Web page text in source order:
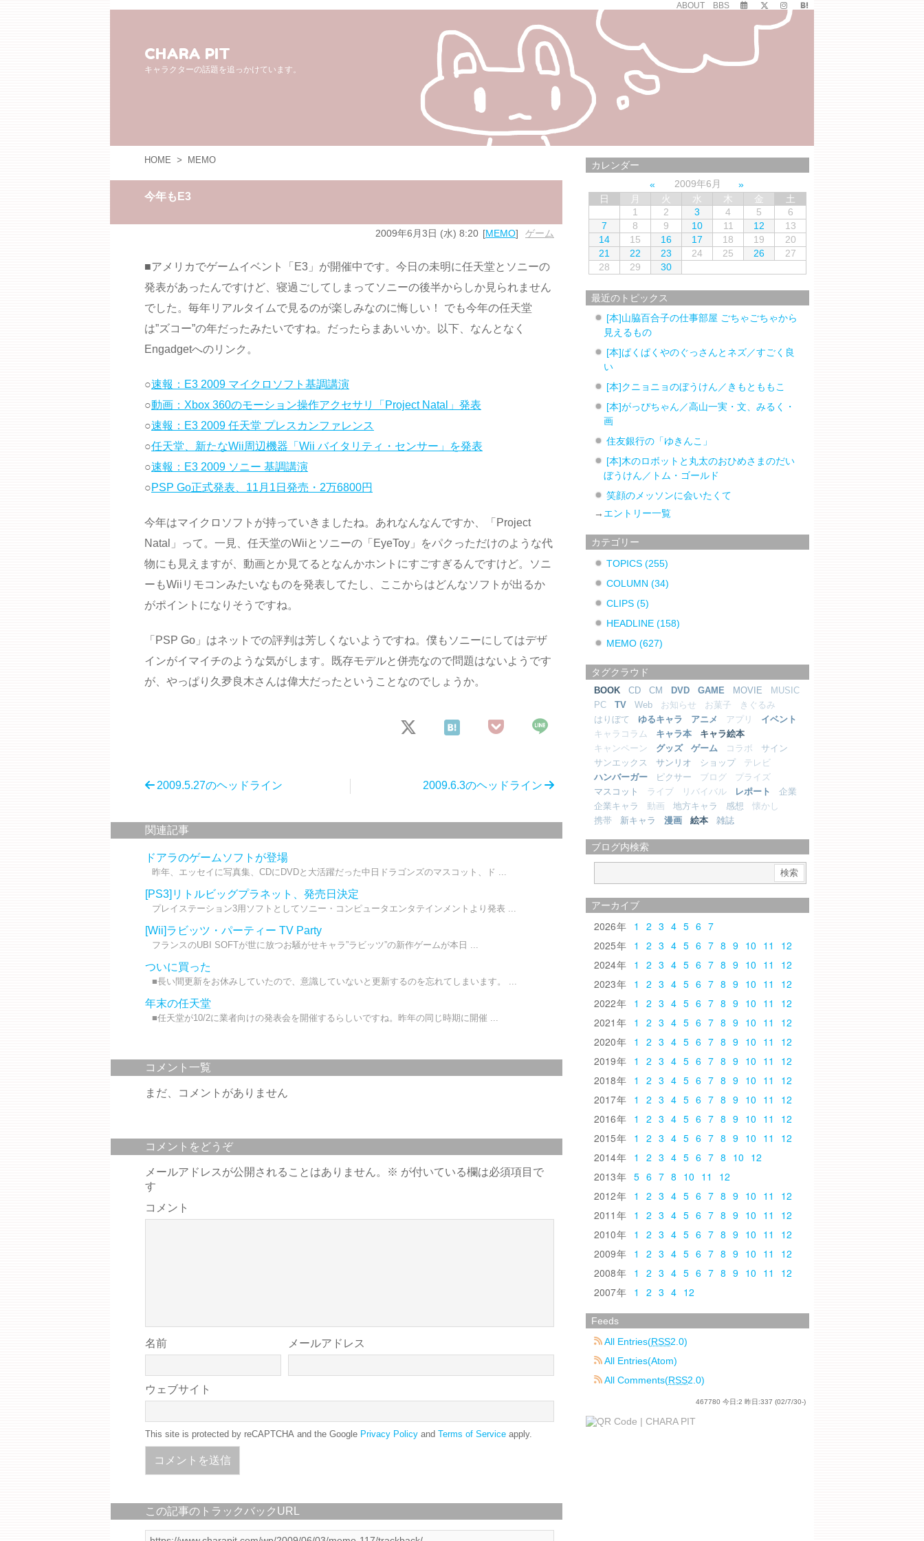
ABOUT BBS
CHARA PIT
キャラクターの話題を追っかけています。
HOME > MEMO
今年もE3
2009年6月3日 (水) 8:20 MEMO ゲーム
■アメリカでゲームイベント「E3」が開催中です。今日の未明に任天堂とソニーの
発表があったんですけど、寝過ごしてしまってソニーの後半からしか見られません
でした。毎年リアルタイムで見るのが楽しみなのに悔しい！ でも今年の任天堂
は”ズコー”の年だったみたいですね。だったらまあいいか。以下、なんとなく
Engadgetへのリンク。
○速報：E3 2009 マイクロソフト基調講演
○動画：Xbox 360のモーション操作アクセサリ「Project Natal」発表
○速報：E3 2009 任天堂 プレスカンファレンス
○任天堂、新たなWii周辺機器「Wii バイタリティ・センサー」を発表
○速報：E3 2009 ソニー 基調講演
○PSP Go正式発表、11月1日発売・2万6800円
今年はマイクロソフトが持っていきましたね。あれなんなんですか、「Project
Natal」って。一見、任天堂のWiiとソニーの「EyeToy」をパクっただけのような代
物にも見えますが、動画とか見てるとなんかホントにすごすぎるんですけど。ソニ
ーもWiiリモコンみたいなものを発表してたし、ここからはどんなソフトが出るか
がポイントになりそうですね。
「PSP Go」はネットでの評判は芳しくないようですね。僕もソニーにしてはデザ
インがイマイチのような気がします。既存モデルと併売なので問題はないようです
が、やっぱり久夛良木さんは偉大だったということなのでしょうか。
2009.6.3のヘッドライン
2009.5.27のヘッドライン
関連記事
ドアラのゲームソフトが登場
昨年、エッセイに写真集、CDにDVDと大活躍だった中日ドラゴンズのマスコット、ド ...
[PS3]リトルビッグプラネット、発売日決定
プレイステーション3用ソフトとしてソニー・コンピュータエンタテインメントより発表 ...
[Wii]ラビッツ・パーティー TV Party
フランスのUBI SOFTが世に放つお騒がせキャラ”ラビッツ”の新作ゲームが本日 ...
ついに買った
■長い間更新をお休みしていたので、意識していないと更新するのを忘れてしまいます。 ...
年末の任天堂
■任天堂が10/2に業者向けの発表会を開催するらしいですね。昨年の同じ時期に開催 ...
コメント一覧
まだ、コメントがありません
コメントをどうぞ
メールアドレスが公開されることはありません。 ※ が付いている欄は必須項目で
す
コメント
名前 メールアドレス
ウェブサイト
This site is protected by reCAPTCHA and the Google Privacy Policy and Terms of Service apply.
この記事のトラックバックURL
カレンダー
2009年6月
日
月 火 水 木 金
土
1
2 3 4 5
6
7
8 9 10 11 12
13
14
15 16 17 18 19
20
21
22 23 24 25 26
27
28
29 30
最近のトピックス
[本]山脇百合子の仕事部屋 ごちゃごちゃから
見えるもの
[本]ぱくぱくやのぐっさんとネズ／すごく良
い
[本]クニョニョのぼうけん／きもとももこ
[本]がっぴちゃん／高山一実・文、みるく・
画
住友銀行の「ゆきんこ」
[本]木のロボットと丸太のおひめさまのだい
ぼうけん／トム・ゴールド
笑顔のメッソンに会いたくて
→ エントリー一覧
カテゴリー
TOPICS(255)
COLUMN(34)
CLIPS(5)
HEADLINE(158)
MEMO(627)
タグクラウド
BOOK CD CM DVD GAME MOVIE
MUSIC
PC
TV Web お知らせ お菓子
きぐるみ
はりぼて
ゆるキャラ アニメ アプリ
イベント
キャラコラム
キャラ本
キャラ絵本
キャンペーン
グッズ ゲーム コラボ
サイン
サンエックス
サンリオ ショップ
テレビ
ハンバーガー
ピクサー ブログ
プライズ
マスコット
ライブ リバイバル レポート
企業
企業キャラ
動画 地方キャラ 感想
懐かし
携帯
新キャラ 漫画 絵本 雑誌
ブログ内検索
アーカイブ
2026 1 2 3 4 5 6 7
2025
1 2 3 4 5 6 7 8 9 10 11
12
2024
1 2 3 4 5 6 7 8 9 10 11
12
2023
1 2 3 4 5 6 7 8 9 10 11
12
2022
1 2 3 4 5 6 7 8 9 10 11
12
2021
1 2 3 4 5 6 7 8 9 10 11
12
2020
1 2 3 4 5 6 7 8 9 10 11
12
2019
1 2 3 4 5 6 7 8 9 10 11
12
2018
1 2 3 4 5 6 7 8 9 10 11
12
2017
1 2 3 4 5 6 7 8 9 10 11
12
2016
1 2 3 4 5 6 7 8 9 10 11
12
2015
1 2 3 4 5 6 7 8 9 10 11
12
2014
1 2 3 4 5 6 7 8 10 12
2013
5 6 7 8 10 11
12
2012
1 2 3 4 5 6 7 8 9 10 11
12
2011
1 2 3 4 5 6 7 8 9 10 11
12
2010
1 2 3 4 5 6 7 8 9 10 11
12
2009
1 2 3 4 5 6 7 8 9 10 11
12
2008
1 2 3 4 5 6 7 8 9 10 11
12
2007
1 2 3 4 12
Feeds
All Entries(RSS2.0)
All Entries(Atom)
All Comments(RSS2.0)
467780 今日:2 昨日:337 (02/7/30-)